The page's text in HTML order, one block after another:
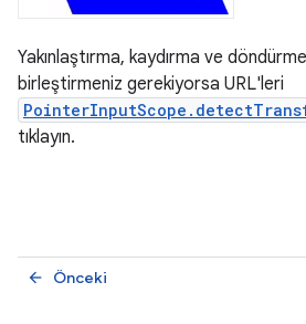
Yakınlaştırma, kaydırma ve
birleştirmeniz gerekiyorsa URL'leri
tıklayın.
Önceki
arrow_back